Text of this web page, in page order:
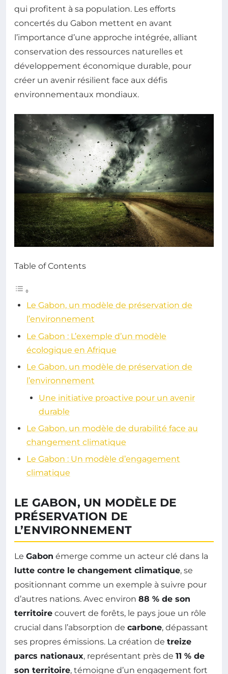
qui profitent à sa population. Les efforts
concertés du Gabon mettent en avant
l’importance d’une approche intégrée, alliant
conservation des ressources naturelles et
développement économique durable, pour
créer un avenir résilient face aux défis
environnementaux mondiaux.
Table of Contents
Le Gabon, un modèle de préservation de
l’environnement
Le Gabon : L’exemple d’un modèle
écologique en Afrique
Le Gabon, un modèle de préservation de
l’environnement
Une initiative proactive pour un avenir
durable
Le Gabon, un modèle de durabilité face au
changement climatique
Le Gabon : Un modèle d’engagement
climatique
LE GABON, UN MODÈLE DE
PRÉSERVATION DE
L’ENVIRONNEMENT
Le Gabon émerge comme un acteur clé dans la
lutte contre le changement climatique, se
positionnant comme un exemple à suivre pour
d’autres nations. Avec environ 88 % de son
territoire couvert de forêts, le pays joue un rôle
crucial dans l’absorption de carbone, dépassant
ses propres émissions. La création de treize
parcs nationaux, représentant près de 11 % de
son territoire, témoigne d’un engagement fort